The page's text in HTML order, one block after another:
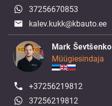
37256670853
kalev.kukk@kbauto.ee
Mark Ševtšenko
Müügiesindaja
+37256219812
37256219812